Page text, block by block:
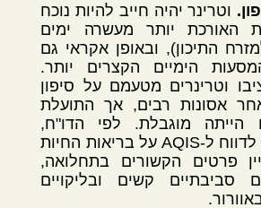
וטרינר יהיה חייב להיות נוכח
האורכת יותר מעשרה ימים
התיכון), ובאופן אקראי גם
המסעות הימיים הקצרים יותר.
וטרינרים מטעמם על סיפון
אסונות רבים, אך התועלת
הייתה מוגבלת. לפי הדו"ח,
הווטרינרים יחויבו לדווח ל-AQIS על בריאות החיות
פרטים הקשורים בתחלואה,
סביבתיים קשים ובליקויים